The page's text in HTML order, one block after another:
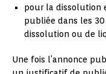
pour la dissolution
publiée dans les
dissolution ou de
Une fois l’annonce